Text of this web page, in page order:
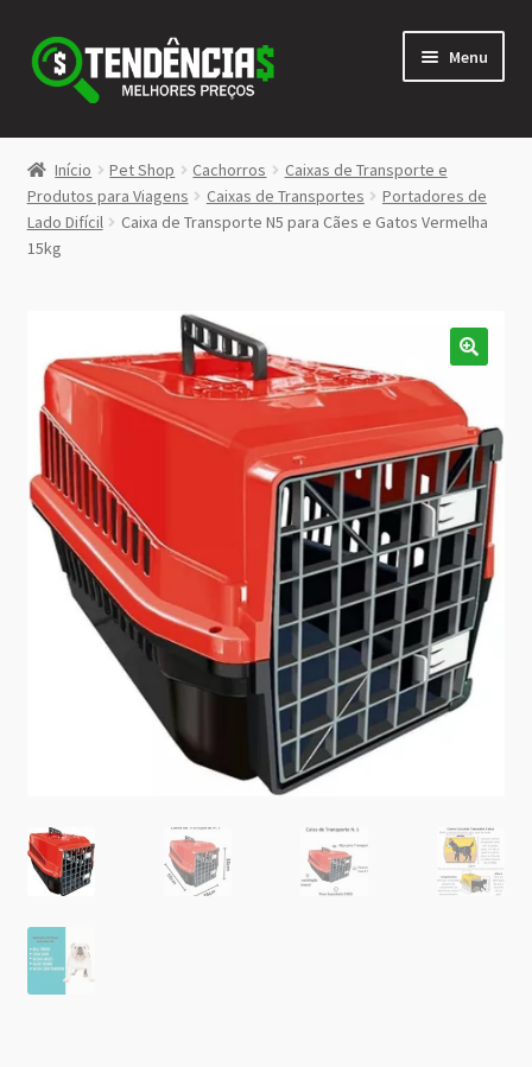
Pular
para
navegação
Pular
para
conteúdo
Menu
LOJA
<>
menu
Início Pet Shop Cachorros
Caixas de Transporte e
Produtos para Viagens
Caixas de Transportes
Portadores de
Lado Difícil
Caixa de Transporte N5 para Cães e Gatos Vermelha
15kg